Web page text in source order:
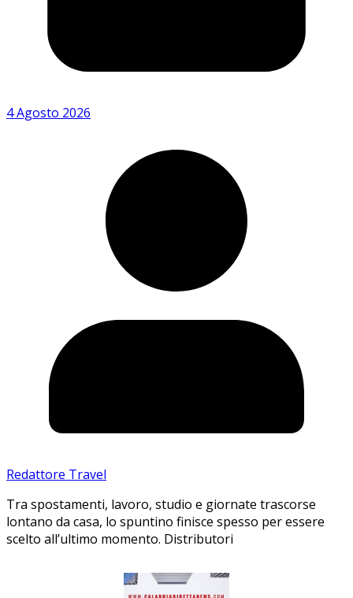
4 Agosto 2026
Redattore Travel
Tra spostamenti, lavoro, studio e giornate trascorse
lontano da casa, lo spuntino finisce spesso per essere
scelto all’ultimo momento. Distributori